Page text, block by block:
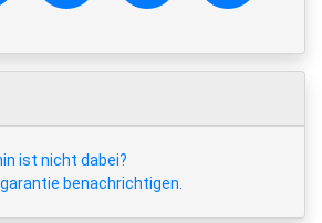
ist nicht dabei?
benachrichtigen.